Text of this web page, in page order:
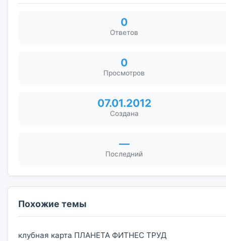
0
Ответов
0
Просмотров
07.01.2012
Создана
—
Последний
Похожие темы
клубная карта ПЛАНЕТА ФИТНЕС ТРУД